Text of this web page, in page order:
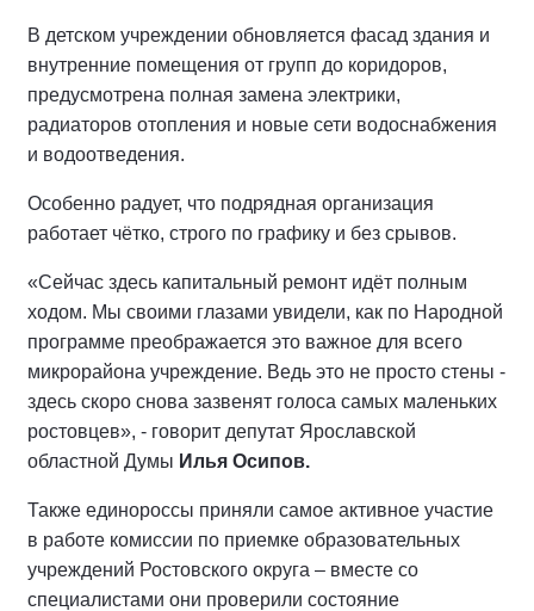
В детском учреждении обновляется фасад здания и
внутренние помещения от групп до коридоров,
предусмотрена полная замена электрики,
радиаторов отопления и новые сети водоснабжения
и водоотведения.
Особенно радует, что подрядная организация
работает чётко, строго по графику и без срывов.
«Сейчас здесь капитальный ремонт идёт полным
ходом. Мы своими глазами увидели, как по Народной
программе преображается это важное для всего
микрорайона учреждение. Ведь это не просто стены -
здесь скоро снова зазвенят голоса самых маленьких
ростовцев», - говорит депутат Ярославской
областной Думы Илья Осипов.
Также единороссы приняли самое активное участие
в работе комиссии по приемке образовательных
учреждений Ростовского округа – вместе со
специалистами они проверили состояние